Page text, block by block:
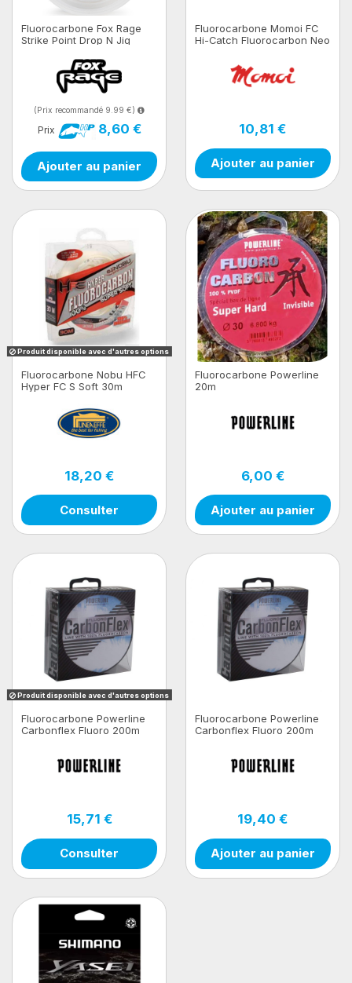
Fluorocarbone Fox Rage
Strike Point Drop N Jig
(Prix recommandé 9.99 €)
Prix 8,60 €
Ajouter au panier
Fluorocarbone Momoi FC
Hi-Catch Fluorocarbon Neo
10,81 €
Ajouter au panier
Produit disponible avec d'autres options
Fluorocarbone Nobu HFC
Hyper FC S Soft 30m
18,20 €
Consulter
Fluorocarbone Powerline
20m
6,00 €
Ajouter au panier
Produit disponible avec d'autres options
Fluorocarbone Powerline
Carbonflex Fluoro 200m
15,71 €
Consulter
Fluorocarbone Powerline
Carbonflex Fluoro 200m
19,40 €
Ajouter au panier